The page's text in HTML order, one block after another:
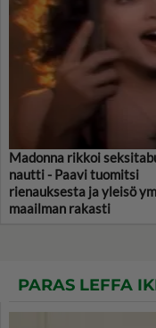
Madonna rikkoi
nautti - Paavi tuomitsi
rienauksesta ja yleisö
maailman rakasti
PARAS LEFFA